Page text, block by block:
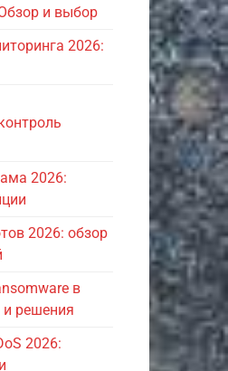
и выбор
2026:
2026:
2026: обзор
в
решения
2026: